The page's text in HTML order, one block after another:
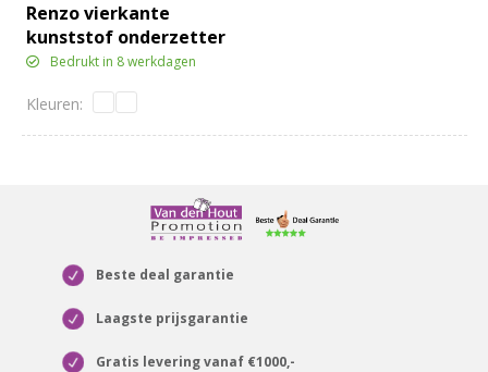
Renzo vierkante
kunststof onderzetter
Bedrukt in 8 werkdagen
Beste deal garantie
Laagste prijsgarantie
Gratis levering vanaf €1000,-